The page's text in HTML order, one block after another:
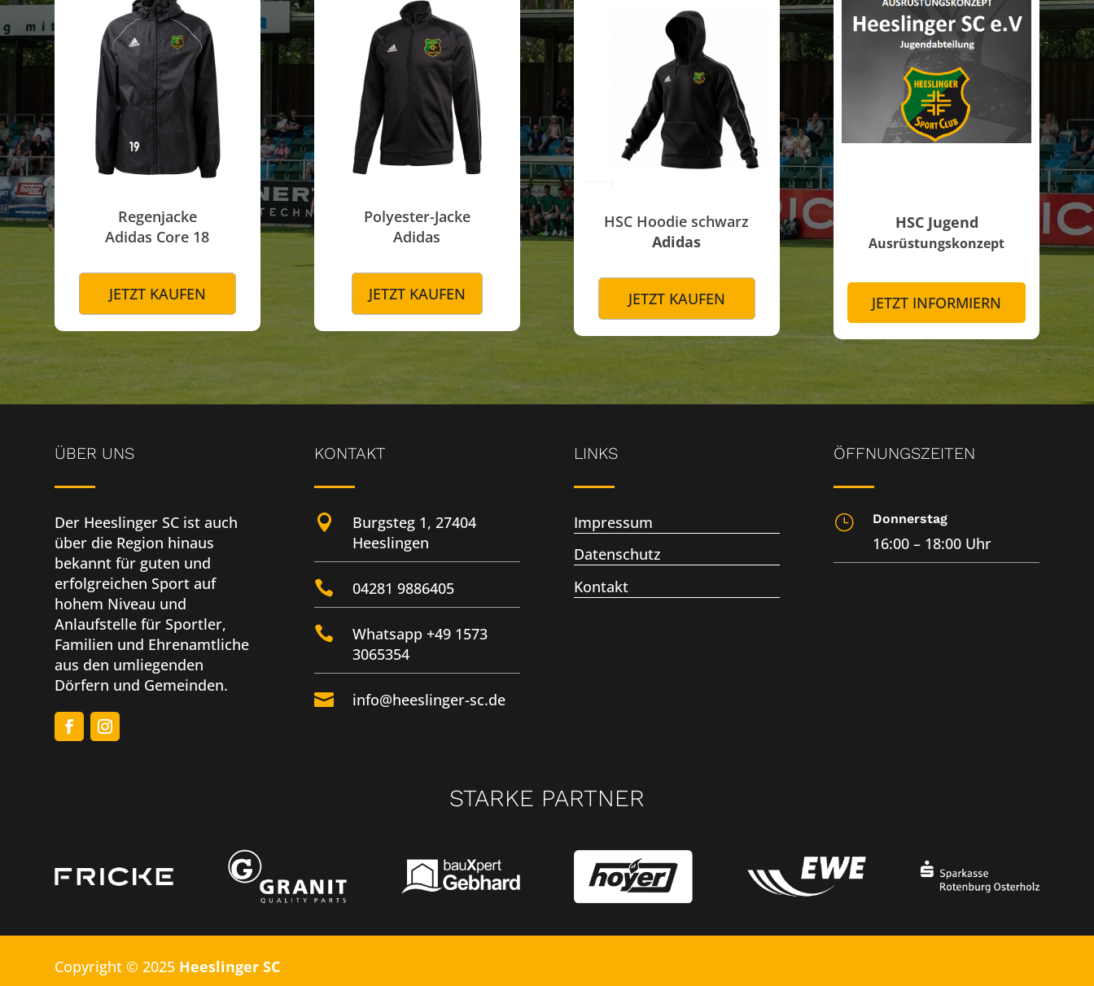
Regenjacke
Adidas Core 18
JETZT KAUFEN
Polyester-Jacke
Adidas
JETZT KAUFEN
HSC Hoodie schwarz
Adidas
JETZT KAUFEN
HSC Jugend
Ausrüstungskonzept
JETZT INFORMIERN
ÜBER UNS
Der Heeslinger SC ist auch
über die Region hinaus
bekannt für guten und
erfolgreichen Sport auf
hohem Niveau und
Anlaufstelle für Sportler,
Familien und Ehrenamtliche
aus den umliegenden
Dörfern und Gemeinden.
KONTAKT

Burgsteg 1, 27404
Heeslingen
 04281 9886405

Whatsapp +49 1573
3065354
 info@heeslinger-sc.de
LINKS
Impressum
Datenschutz
Kontakt
ÖFFNUNGSZEITEN
} Donnerstag
16:00 – 18:00 Uhr
STARKE PARTNER
Copyright © 2025 Heeslinger SC